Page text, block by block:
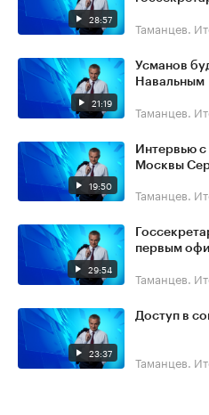
28:57 Таманцев.
21:19
Усманов
Навальным
Таманцев.
19:50
Интервью
Москвы
Таманцев.
29:54
первым
Таманцев.
23:37
Доступ в
Таманцев.